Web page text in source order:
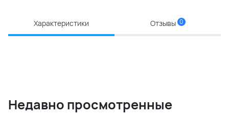
Характеристики Отзывы 0
Недавно просмотренные